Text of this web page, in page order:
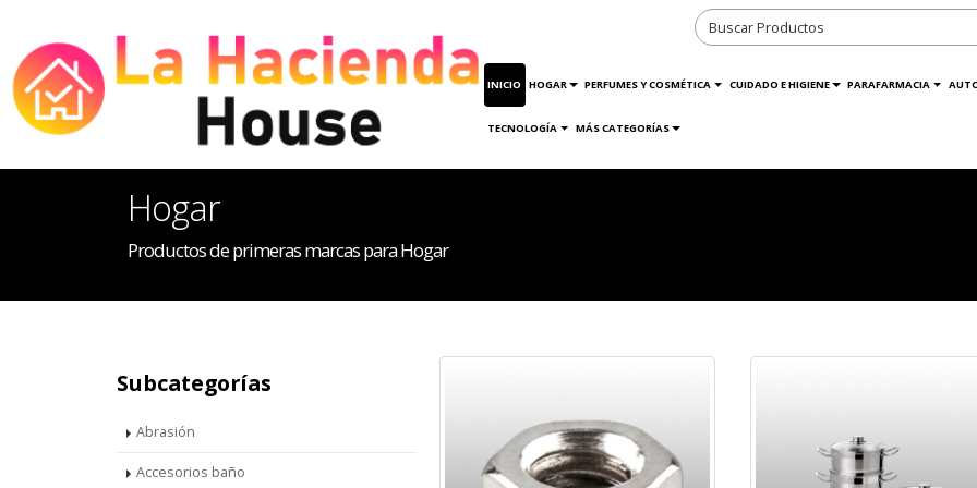
INICIO HOGAR PERFUMES Y COSMÉTICA CUIDADO E HIGIENE PARAFARMACIA
TECNOLOGÍA MÁS CATEGORÍAS
Hogar
Productos de primeras marcas para Hogar
Subcategorías
Abrasión
Accesorios baño